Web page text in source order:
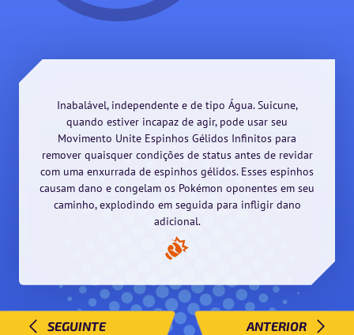
Inabalável, independente e de tipo Água. Suicune,
quando estiver incapaz de agir, pode usar seu
Movimento Unite Espinhos Gélidos Infinitos para
remover quaisquer condições de status antes de revidar
com uma enxurrada de espinhos gélidos. Esses espinhos
causam dano e congelam os Pokémon oponentes em seu
caminho, explodindo em seguida para infligir dano
adicional.
SEGUINTE ANTERIOR